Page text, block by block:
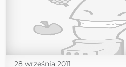
28 września 2011